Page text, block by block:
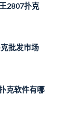
2807扑克
批发市场
克软件有哪